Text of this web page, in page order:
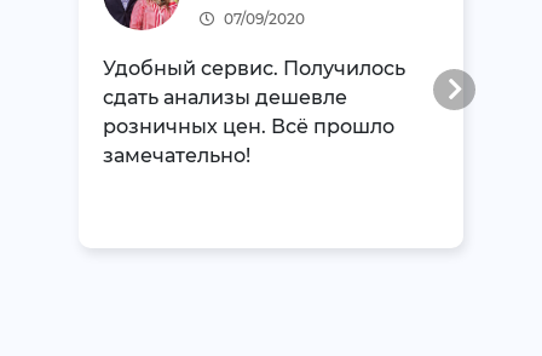
07/09/2020
Удобный сервис. Получилось
сдать анализы дешевле
розничных цен. Всё прошло
замечательно!